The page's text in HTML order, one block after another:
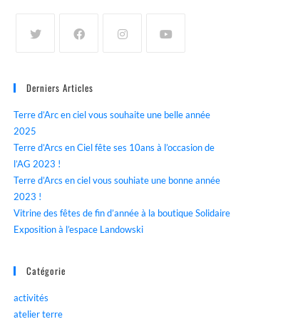
Derniers Articles
Terre d’Arc en ciel vous souhaite une belle année
2025
Terre d’Arcs en Ciel fête ses 10ans à l’occasion de
l’AG 2023 !
Terre d’Arcs en ciel vous souhiate une bonne année
2023 !
Vitrine des fêtes de fin d’année à la boutique Solidaire
Exposition à l’espace Landowski
Catégorie
activités
atelier terre